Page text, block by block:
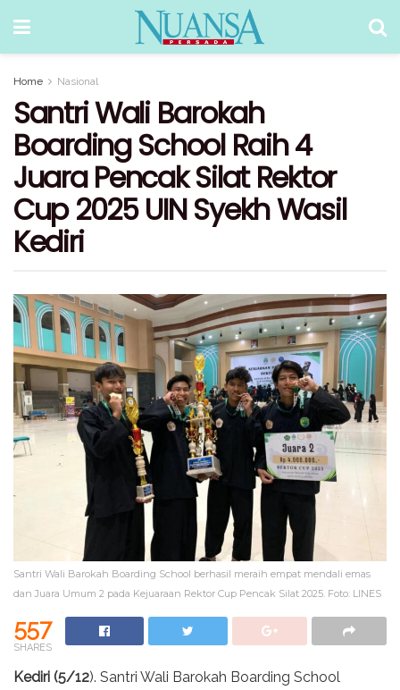
Home Nasional
Santri Wali Barokah
Boarding School Raih 4
Juara Pencak Silat Rektor
Cup 2025 UIN Syekh Wasil
Kediri
Santri Wali Barokah Boarding School berhasil meraih empat mendali emas
dan Juara Umum 2 pada Kejuaraan Rektor Cup Pencak Silat 2025. Foto: LINES
557
SHARES
Kediri (5/12). Santri Wali Barokah Boarding School